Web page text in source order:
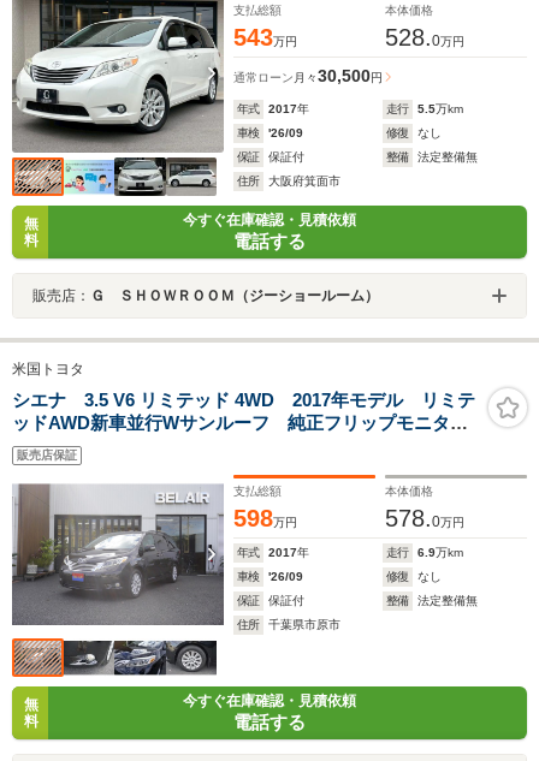
支払総額
543万円
本体価格
528.0万円
通常ローン 月々30,500円
年式 2017年 走行 5.5万km
車検
'26/09 修復
なし
保証
保証付 整備
法定整備無
住所
大阪府箕面市
無
料
今すぐ在庫確認・見積依頼
電話する
販売店： Ｇ ＳＨＯＷＲＯＯＭ（ジーショールーム）
米国トヨタ
シエナ 3.5 V6 リミテッド 4WD 2017年モデル リミテ
ッドAWD新車並行Wサンルーフ 純正フリップモニター
電動格納ミラー両側パワースライドドア シートヒータ
ーベンチレート電動リアゲート JBLアルパイン9イン
チTV ナビ ETC
販売店保証
支払総額
598万円
本体価格
578.0万円
年式 2017年 走行 6.9万km
車検
'26/09 修復
なし
保証
保証付 整備
法定整備無
住所
千葉県市原市
無
料
今すぐ在庫確認・見積依頼
電話する